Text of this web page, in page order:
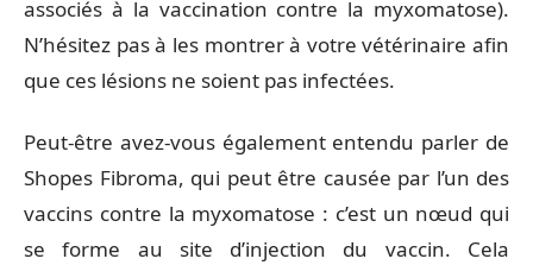
associés à la vaccination contre la myxomatose).
N’hésitez pas à les montrer à votre vétérinaire afin
que ces lésions ne soient pas infectées.
Peut-être avez-vous également entendu parler de
Shopes Fibroma, qui peut être causée par l’un des
vaccins contre la myxomatose : c’est un nœud qui
se forme au site d’injection du vaccin. Cela